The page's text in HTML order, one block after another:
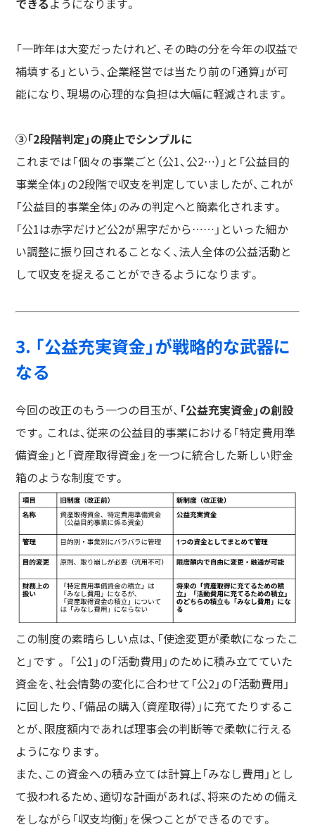
できるようになります。
「一昨年は大変だったけれど、その時の分を今年の収益で
補填する」という、企業経営では当たり前の「通算」が可
能になり、現場の心理的な負担は大幅に軽減されます。
③「2段階判定」の廃止でシンプルに
これまでは「個々の事業ごと（公1、公2…）」と「公益目的
事業全体」の2段階で収支を判定していましたが、これが
「公益目的事業全体」のみの判定へと簡素化されます。
「公1は赤字だけど公2が黒字だから……」といった細か
い調整に振り回されることなく、法人全体の公益活動と
して収支を捉えることができるようになります。
3. 「公益充実資金」が戦略的な武器に
なる
今回の改正のもう一つの目玉が、 「公益充実資金」の創設
です。これは、従来の公益目的事業における「特定費用準
備資金」と「資産取得資金」を一つに統合した新しい貯金
箱のような制度です。
この制度の素晴らしい点は、「使途変更が柔軟になったこ
と」です 。 「公1」の「活動費用」のために積み立てていた
資金を、社会情勢の変化に合わせて「公2」の「活動費用」
に回したり、「備品の購入（資産取得）」に充てたりするこ
とが、限度額内であれば理事会の判断等で柔軟に行える
ようになります。
また、この資金への積み立ては計算上「みなし費用」とし
て扱われるため、適切な計画があれば、将来のための備え
をしながら「収支均衡」を保つことができるのです。